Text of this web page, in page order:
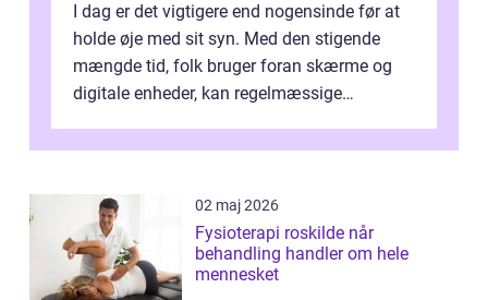
I dag er det vigtigere end nogensinde før at
holde øje med sit syn. Med den stigende
mængde tid, folk bruger foran skærme og
digitale enheder, kan regelmæssige
02 maj 2026
Fysioterapi roskilde når
behandling handler om hele
mennesket